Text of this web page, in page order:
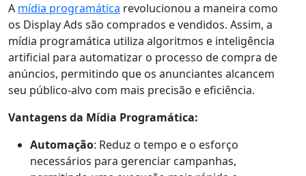
A mídia programática revolucionou a maneira como
os Display Ads são comprados e vendidos. Assim, a
mídia programática utiliza algoritmos e inteligência
artificial para automatizar o processo de compra de
anúncios, permitindo que os anunciantes alcancem
seu público-alvo com mais precisão e eficiência.
Vantagens da Mídia Programática:
Automação: Reduz o tempo e o esforço
necessários para gerenciar campanhas,